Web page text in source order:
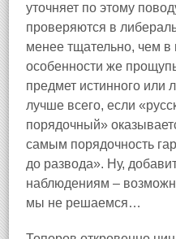
уточняет по этому
проверяются в
менее тщательно, чем в
особенности же
предмет истинного или
лучше всего, если
порядочный»
самым порядочность
до развода». Ну,
наблюдениям –
мы не решаемся…